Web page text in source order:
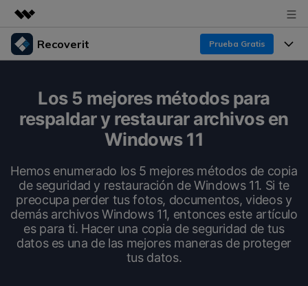
Productos destacados
Utilidades
Empresas
Resumen
Quiénes somos
Sala de prensa
Tienda
Recoverit Prueba Gratis
Recoverit para Windows
Pruébalo Gratis
Recoverit para Mac
Funciones
Recuperar Medios Borrados
Soluciones de Recuperación Exclusivas Nuevo
Recuperar Documentos
Recursos
Por qué Recoverit
Experto en Recuperación de Datos
Guía
Los 5 mejores métodos para
respaldar y restaurar archivos en
Windows 11
Hemos enumerado los 5 mejores métodos de copia
de seguridad y restauración de Windows 11. Si te
preocupa perder tus fotos, documentos, videos y
demás archivos Windows 11, entonces este artículo
es para ti. Hacer una copia de seguridad de tus
datos es una de las mejores maneras de proteger
tus datos.